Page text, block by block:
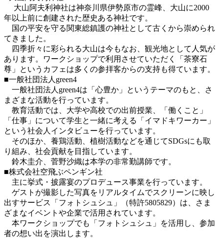
大山阿夫利神社は神奈川県伊勢原市の霊峰、大山に2000
年以上前に創建された歴史ある神社です。
国の平安を守る関東総鎮護の神社として古くから崇められ
てきました。
四季折々に彩られる大山は今もなお、観光地として人気が
あります。ワークショップで利用させていただく「茶寮石
尊」というカフェは多くの参拝客からの支持も得ています。
■一般社団法人green4
一般社団法人green4は「心豊か」というテーマのもと、さ
まざまな活動を行っています。
教育活動では、大学や高校での出前授業、「働くこと」
「仕事」について学生と一緒に考える「イマドキワーカー」
という社会人インタビューを行っています。
そのほか、養鶏活動、植樹活動などを通じてSDGsにも取
り組み、社会貢献を目指しています。
鈴木圭介、菅野沙織は本学の非常勤講師です。
■株式会社空飛ぶペンギン社
主に挙式・披露宴のプロデュース事業を行っています。
ゲストが撮影した写真をリアルタイムでスクリーンに映し
出すサービス「フォトシュシュ」（特許5805829）は、さま
ざまなイベントや企業で活用されています。
本ワークショップでも「フォトシュシュ」を活用し、参加
者の想い出を演出します。